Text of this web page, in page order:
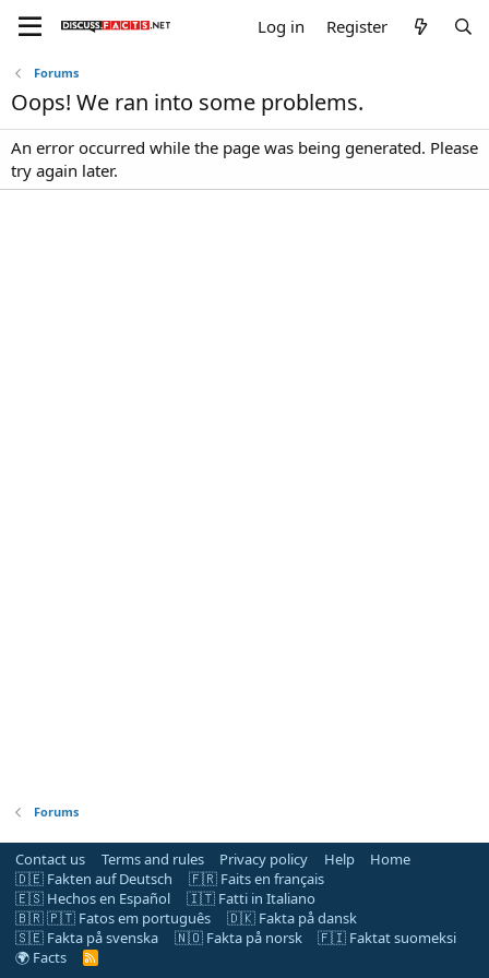
Log in Register
Forums
Oops! We ran into some problems.
An error occurred while the page was being generated. Please
try again later.
Forums
Contact us Terms and rules Privacy policy Help
Home
🇩🇪 Fakten auf Deutsch
🇫🇷 Faits en français
🇪🇸 Hechos en Español
🇮🇹 Fatti in Italiano
🇧🇷 🇵🇹 Fatos em português
🇩🇰 Fakta på dansk
🇸🇪 Fakta på svenska
🇳🇴 Fakta på norsk
🇫🇮 Faktat suomeksi
🌍 Facts
R